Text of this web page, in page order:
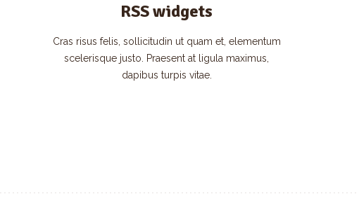
RSS widgets
Cras risus felis, sollicitudin ut quam et, elementum
scelerisque justo. Praesent at ligula maximus,
dapibus turpis vitae.